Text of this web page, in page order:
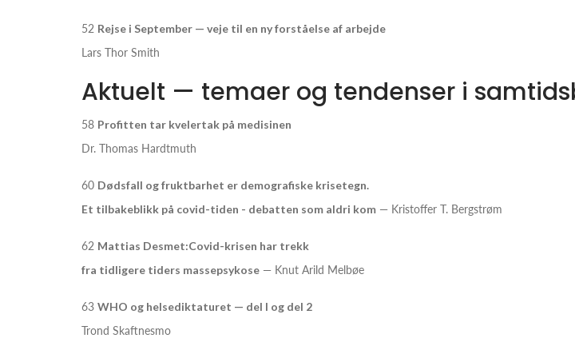
52 Rejse i September — veje til en ny forståelse af arbejde
Lars Thor Smith
Aktuelt — temaer og tendenser i
58 Profitten tar kvelertak på medisinen
Dr. Thomas Hardtmuth
60 Dødsfall og fruktbarhet er demografiske krisetegn.
Et tilbakeblikk på covid-tiden - debatten som aldri kom — Kristoffer T. Bergstrøm
62 Mattias Desmet:Covid-krisen har trekk
fra tidligere tiders massepsykose — Knut Arild Melbøe
63 WHO og helsediktaturet — del I og del 2
Trond Skaftnesmo